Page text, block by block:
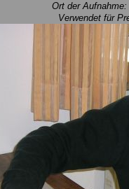
Ort der
Verwendet für